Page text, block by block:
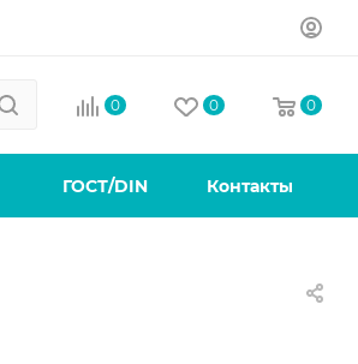
0 0 0
ГОСТ/DIN Контакты